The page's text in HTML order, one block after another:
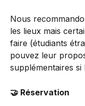
Nous
les lieux mais
faire (étudiants
pouvez leur
supplémentaires si
🤝 Réservation